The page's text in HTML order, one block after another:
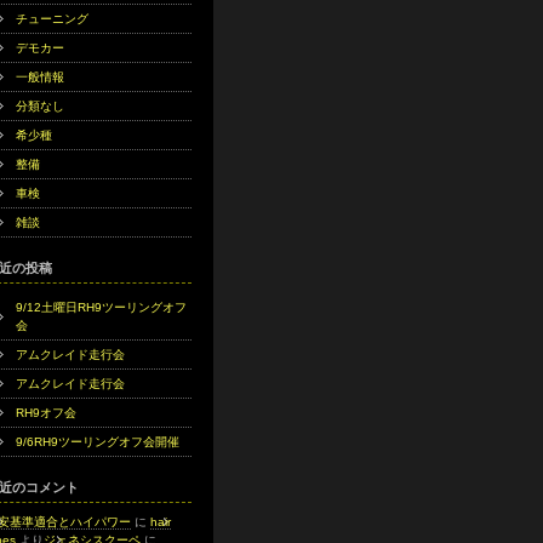
チューニング
デモカー
一般情報
分類なし
希少種
整備
車検
雑談
の投稿
9/12土曜日RH9ツーリングオフ
会
アムクレイド走行会
アムクレイド走行会
RH9オフ会
9/6RH9ツーリングオフ会開催
のコメント
基準適合とハイパワー に hair
より ジェネシスクーペ に